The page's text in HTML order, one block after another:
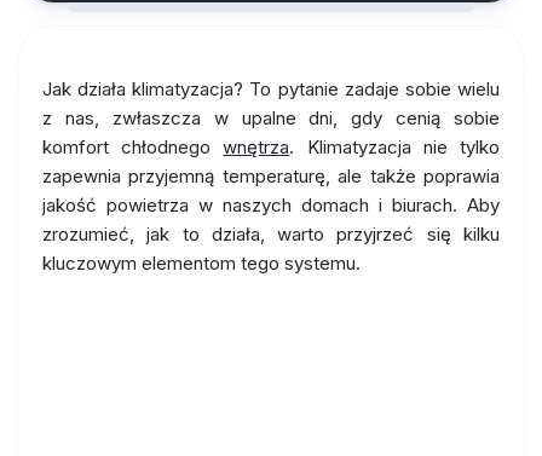
Jak działa klimatyzacja? To pytanie zadaje sobie wielu
z nas, zwłaszcza w upalne dni, gdy cenią sobie
komfort chłodnegownętrza. Klimatyzacja nie tylko
zapewnia przyjemną temperaturę, ale także poprawia
jakość powietrza w naszych domach i biurach. Aby
zrozumieć, jak to działa, warto przyjrzeć się kilku
kluczowym elementom tego systemu.